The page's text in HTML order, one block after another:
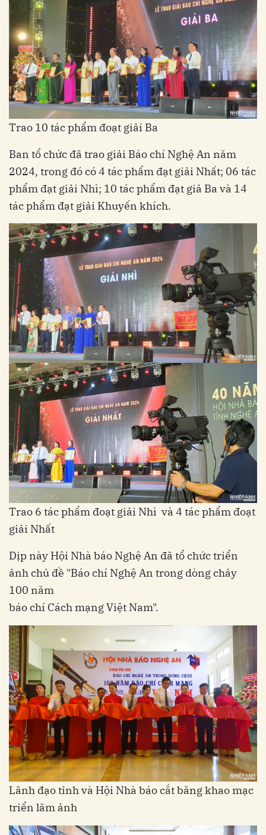
Trao 10 tác phẩm đoạt giải Ba
Ban tổ chức đã trao giải Báo chí Nghệ An năm
2024, trong đó có 4 tác phẩm đạt giải Nhất; 06 tác
phẩm đạt giải Nhì; 10 tác phẩm đạt giả Ba và 14
tác phẩm đạt giải Khuyến khích.
Trao 6 tác phẩm đoạt giải Nhì và 4 tác phẩm đoạt
giải Nhất
Dịp này Hội Nhà báo Nghệ An đã tổ chức triển
ảnh chủ đề "Báo chí Nghệ An trong dòng chảy
100 năm
báo chí Cách mạng Việt Nam".
Lãnh đạo tỉnh và Hội Nhà báo cắt băng khao mạc
triển lãm ảnh